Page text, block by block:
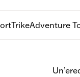
TrikeAdventure